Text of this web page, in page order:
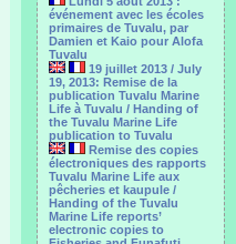
événement avec les écoles
primaires de Tuvalu, par
Damien et Kaio pour Alofa
Tuvalu
19 juillet 2013 / July
19, 2013: Remise de la
publication Tuvalu Marine
Life à Tuvalu / Handing of
the Tuvalu Marine Life
publication to Tuvalu
Remise des copies
électroniques des rapports
Tuvalu Marine Life aux
pêcheries et kaupule /
Handing of the Tuvalu
Marine Life reports’
electronic copies to